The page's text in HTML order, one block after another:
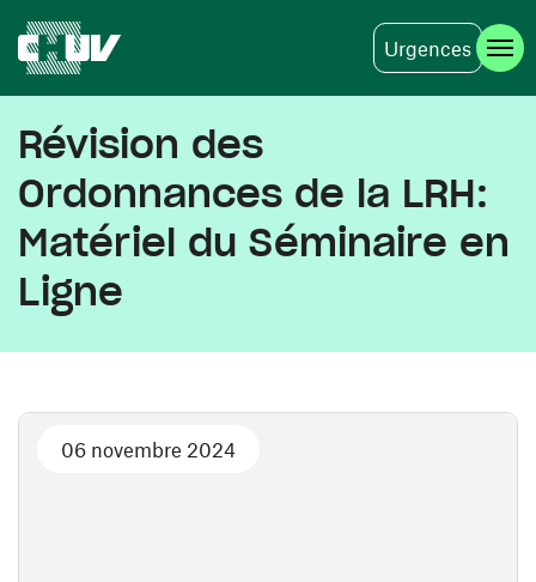
Urgences
Révision des
Ordonnances de la LRH:
Matériel du Séminaire en
Ligne
06 novembre 2024